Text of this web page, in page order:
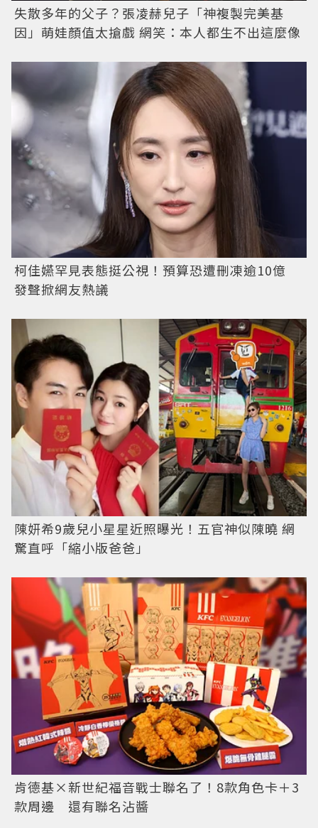
失散多年的父子？張凌赫兒子「神複製完美基
因」萌娃顏值太搶戲 網笑：本人都生不出這麼像
柯佳嬿罕見表態挺公視！預算恐遭刪凍逾10億
發聲掀網友熱議
陳妍希9歲兒小星星近照曝光！五官神似陳曉 網
驚直呼「縮小版爸爸」
肯德基×新世紀福音戰士聯名了！8款角色卡＋3
款周邊 還有聯名沾醬